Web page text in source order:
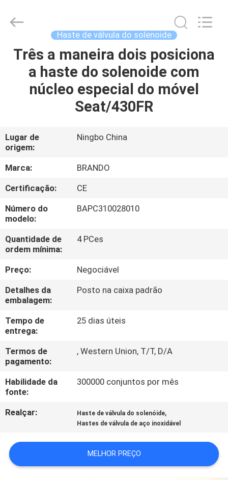
PARA
CASA
SOBRE
NÓS
VISITA
À
FÁBRICA
CONTROLE
DE
QUALIDADE
CONTACTE-
NOS
SOLICITE UM
ORÇAMENTO
COMPANY
NEWS
MAPA
Hardware
Reserved.
Haste de válvula do solenoide
Três a maneira dois posiciona
a haste do solenoide com
núcleo especial do móvel
Seat/430FR
Lugar de
origem:
Ningbo China
Marca:
BRANDO
Certificação:
CE
Número do
modelo:
BAPC310028010
Quantidade de
ordem mínima:
4 PCes
Preço:
Negociável
Detalhes da
embalagem:
Posto na caixa padrão
Tempo de
entrega:
25 dias úteis
Termos de
pagamento:
, Western Union, T/T, D/A
Habilidade da
fonte:
300000 conjuntos por mês
Realçar: Haste de válvula do solenóide,
Hastes de válvula de aço inoxidável
MELHOR PREÇO